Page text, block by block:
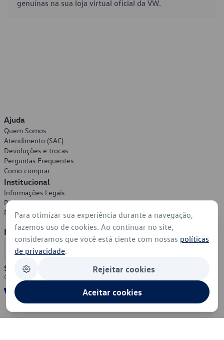
genuínas na sua loja virtual oficial da VW.
Ajuda
Quem Somos
Atendimento (SAC)
Devoluções e trocas
Perguntas Frequentes
Como comprar
Institucional
Informações Legais
Política de Privacidade
Política de Cookies
Formas de Pagamento
Segurança
Para otimizar sua experiência durante a navegação,
fazemos uso de cookies. Ao continuar no site,
consideramos que você está ciente com nossas políticas
de privacidade.
Rejeitar cookies
Aceitar cookies